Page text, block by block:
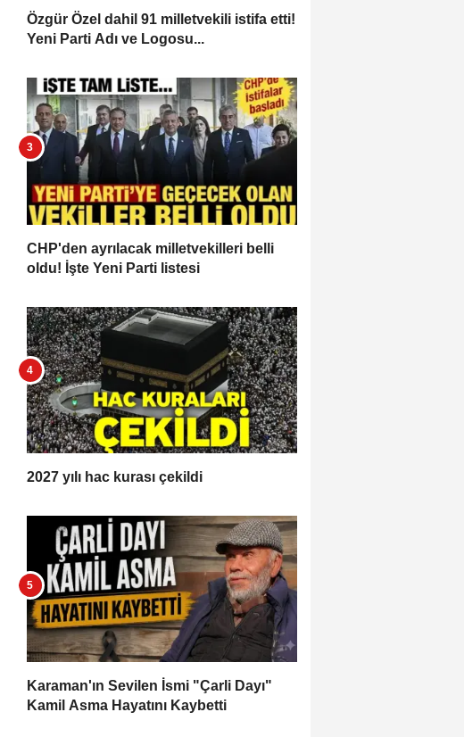
Özgür Özel dahil 91 milletvekili istifa etti!
Yeni Parti Adı ve Logosu...
CHP'den ayrılacak milletvekilleri belli
oldu! İşte Yeni Parti listesi
2027 yılı hac kurası çekildi
Karaman'ın Sevilen İsmi "Çarli Dayı"
Kamil Asma Hayatını Kaybetti